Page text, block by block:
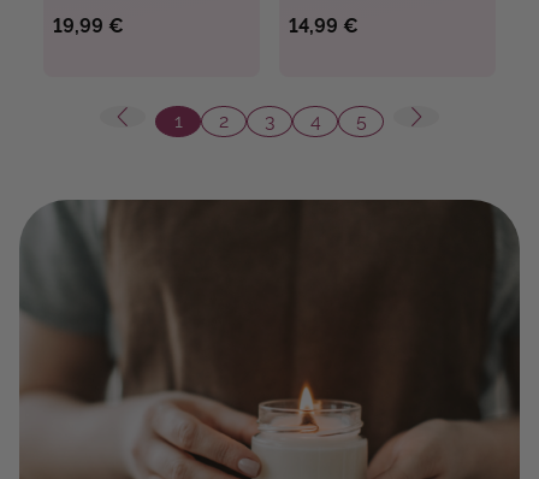
19,99 € 14,99 €
Seite
1
Seite
2
Seite
3
Seite
4
Seite
5